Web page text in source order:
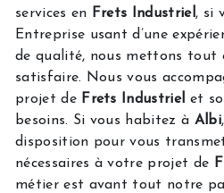
services en Frets Industriel , si
Entreprise usant d’une
de qualité, nous mettons tout
satisfaire. Nous vous
projet de Frets Industriel et
besoins. Si vous habitez à Albi
disposition pour vous
nécessaires à votre projet de
métier est avant tout notre